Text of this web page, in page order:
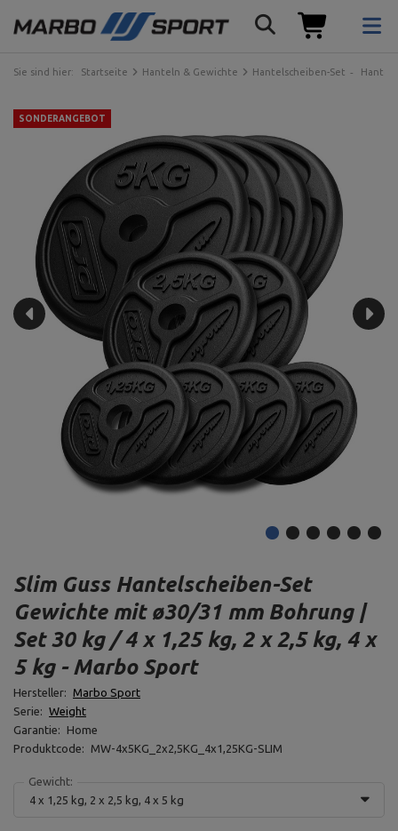
Sie sind hier: Startseite Hanteln & Gewichte Hantelscheiben-Set
SONDERANGEBOT
Slim Guss Hantelscheiben-Set
Gewichte mit ø30/31 mm Bohrung |
Set 30 kg / 4 x 1,25 kg, 2 x 2,5 kg, 4 x
5 kg - Marbo Sport
Hersteller: Marbo Sport
Serie: Weight
Garantie:
Home
Produktcode:
MW-4x5KG_2x2,5KG_4x1,25KG-SLIM
Gewicht:
4 x 1,25 kg, 2 x 2,5 kg, 4 x 5 kg